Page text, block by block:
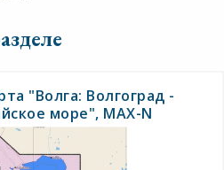
"Волга: Волгоград -
море", MAX-N